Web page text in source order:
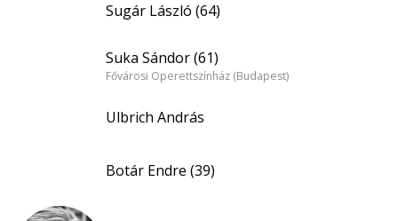
Sugár László (64)
Suka Sándor (61)
Fővárosi Operettszínház (Budapest)
Ulbrich András
Botár Endre (39)